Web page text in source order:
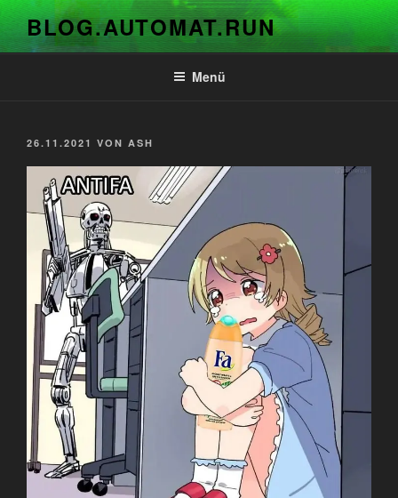
Zum
Inhalt
springen
BLOG.AUTOMAT.RUN
Menü
VERÖFFENTLICHT
26.11.2021 VON ASH